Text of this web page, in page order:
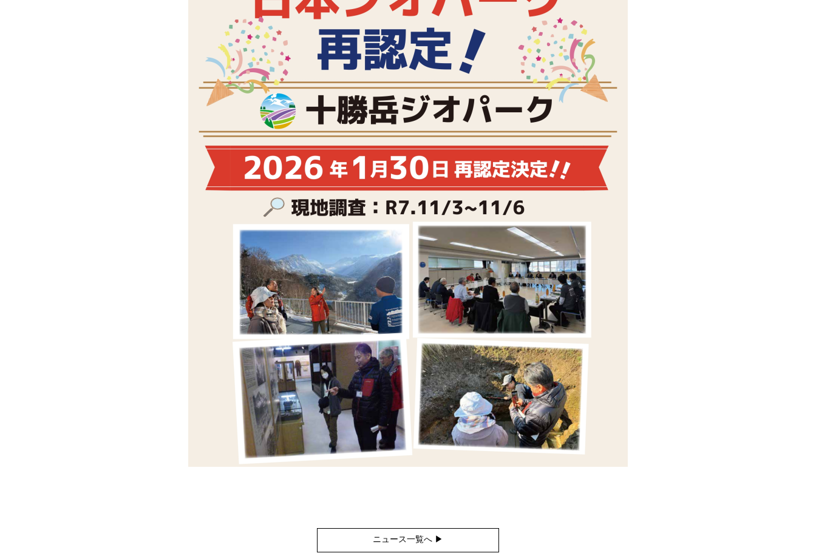
ニュース一覧へ ▶︎